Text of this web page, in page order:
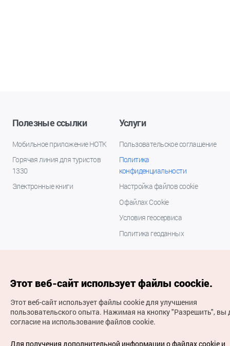
Полезные ссылки
Мобильное приложение НОТК
Горячая линия для туристов
1330
Электронные книги
Услуги
Пользовательское соглашение
Политика
конфиденциальности
Настройка файлов cookie
О файлах Cookie
Условия геосервиса
Политика геоданных
(с) Национальная организация туризма Кореи Все
права защищены
Этот веб-сайт использует файлы coockie.
Этот веб-сайт использует файлы cookie для улучшения
пользовательского опыта. Нажимая на кнопку "Разрешить", вы
согласие на использование файлов cookie.
Для получения дополнительной информации о файлах cookie и